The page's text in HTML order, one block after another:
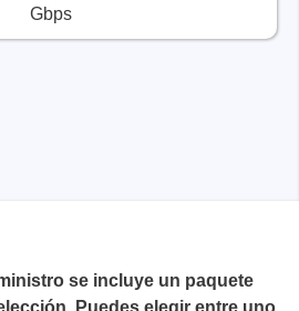
Gbps
se incluye un paquete